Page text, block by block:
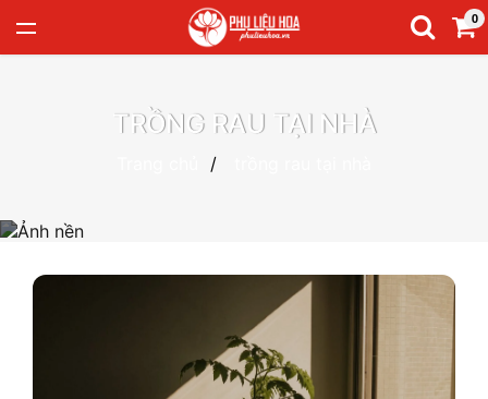
0
TRỒNG RAU TẠI NHÀ